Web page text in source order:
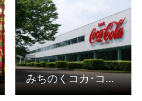
詳細はこちら
みちのくコカ･コーラボトリング 花巻工場